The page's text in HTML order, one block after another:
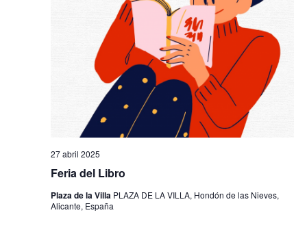
Feria del Libro
27 abril 2025
Plaza de la Villa PLAZA DE LA VILLA, Hondón de las Nieves,
Alicante, España